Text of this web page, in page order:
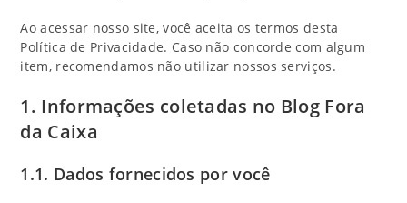
Ao acessar nosso site, você aceita os termos desta
Política de Privacidade. Caso não concorde com algum
item, recomendamos não utilizar nossos serviços.
1. Informações coletadas no Blog Fora
da Caixa
1.1. Dados fornecidos por você